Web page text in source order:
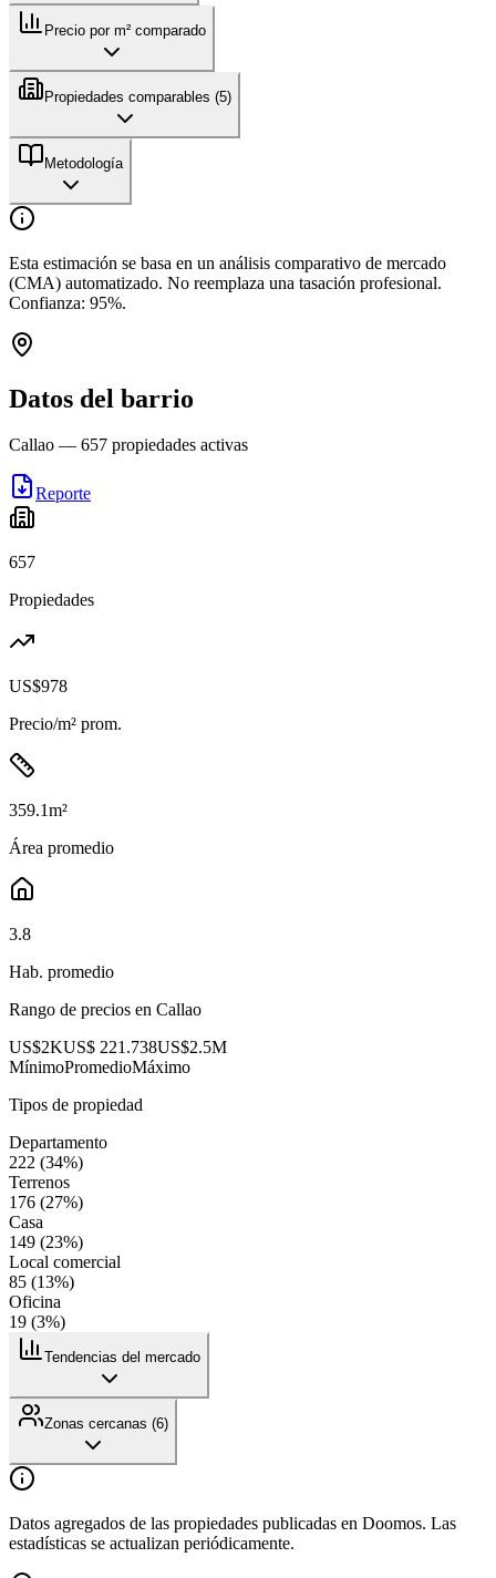
Precio por m² comparado
Propiedades comparables (5)
Metodología
Esta estimación se basa en un análisis comparativo de mercado
(CMA) automatizado. No reemplaza una tasación profesional.
Confianza: 95%.
Datos del barrio
Callao — 657 propiedades activas
Reporte
657
Propiedades
US$978
Precio/m² prom.
359.1m²
Área promedio
3.8
Hab. promedio
Rango de precios en Callao
US$2KUS$ 221.738US$2.5M
MínimoPromedioMáximo
Tipos de propiedad
Departamento
222 (34%)
Terrenos
176 (27%)
Casa
149 (23%)
Local comercial
85 (13%)
Oficina
19 (3%)
Tendencias del mercado
Zonas cercanas (6)
Datos agregados de las propiedades publicadas en Doomos. Las
estadísticas se actualizan periódicamente.